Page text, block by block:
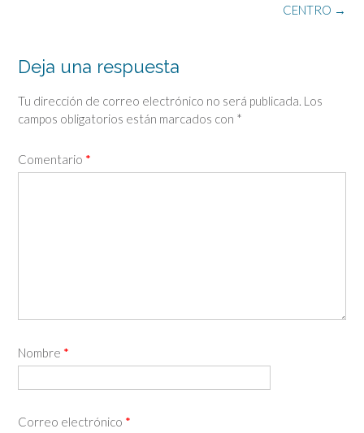
CENTRO →
Deja una respuesta
Tu dirección de correo electrónico no será publicada. Los
campos obligatorios están marcados con *
Comentario *
Nombre *
Correo electrónico *